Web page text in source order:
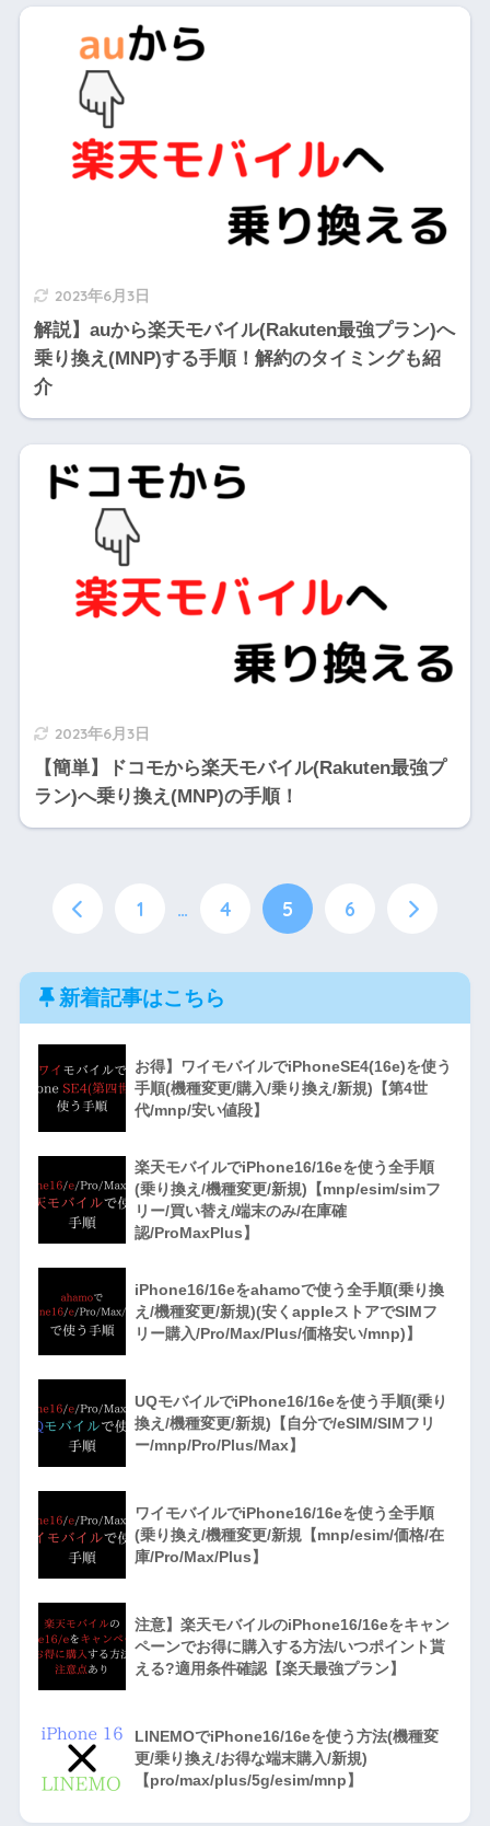
2023年6月3日
解説】auから楽天モバイル(Rakuten最強プラン)へ
乗り換え(MNP)する手順！解約のタイミングも紹
介
2023年6月3日
【簡単】ドコモから楽天モバイル(Rakuten最強プ
ラン)へ乗り換え(MNP)の手順！
1 … 4 5 6
新着記事はこちら
お得】ワイモバイルでiPhoneSE4(16e)を使う
手順(機種変更/購入/乗り換え/新規)【第4世
代/mnp/安い値段】
楽天モバイルでiPhone16/16eを使う全手順
(乗り換え/機種変更/新規)【mnp/esim/simフ
リー/買い替え/端末のみ/在庫確
認/ProMaxPlus】
iPhone16/16eをahamoで使う全手順(乗り換
え/機種変更/新規)(安くappleストアでSIMフ
リー購入/Pro/Max/Plus/価格安い/mnp)】
UQモバイルでiPhone16/16eを使う手順(乗り
換え/機種変更/新規)【自分で/eSIM/SIMフリ
ー/mnp/Pro/Plus/Max】
ワイモバイルでiPhone16/16eを使う全手順
(乗り換え/機種変更/新規【mnp/esim/価格/在
庫/Pro/Max/Plus】
注意】楽天モバイルのiPhone16/16eをキャン
ペーンでお得に購入する方法/いつポイント貰
える?適用条件確認【楽天最強プラン】
LINEMOでiPhone16/16eを使う方法(機種変
更/乗り換え/お得な端末購入/新規)
【pro/max/plus/5g/esim/mnp】